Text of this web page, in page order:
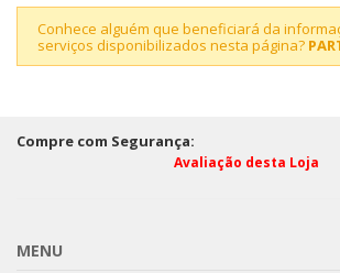
Conhece alguém que beneficiará da
serviços disponibilizados nesta página?
Compre com Segurança:
Avaliação desta Loja
MENU